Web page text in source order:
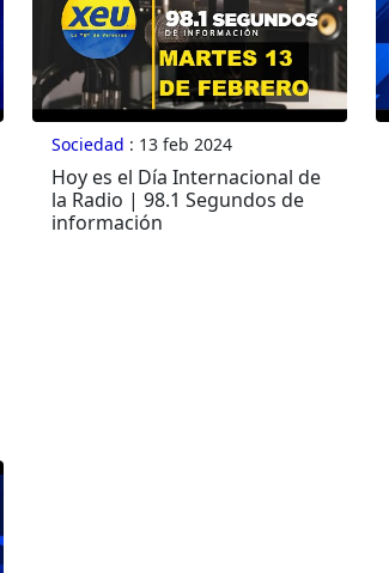
Sociedad : 13 feb 2024
Hoy es el Día Internacional de
la Radio | 98.1 Segundos de
información